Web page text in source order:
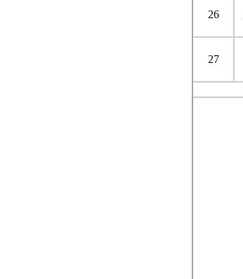
26
27